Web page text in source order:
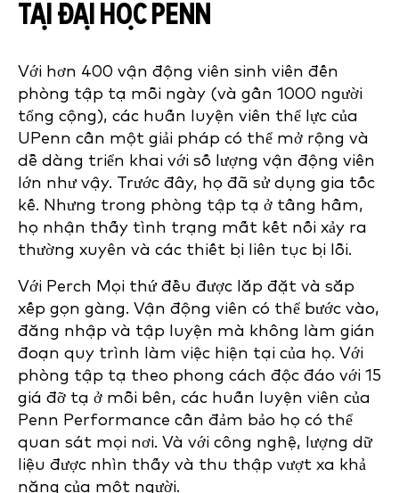
TẠI ĐẠI HỌC PENN
Với hơn 400 vận động viên sinh viên đến
phòng tập tạ mỗi ngày (và gần 1000 người
tổng cộng), các huấn luyện viên thể lực của
UPenn cần một giải pháp có thể mở rộng và
dễ dàng triển khai với số lượng vận động viên
lớn như vậy. Trước đây, họ đã sử dụng gia tốc
kế. Nhưng trong phòng tập tạ ở tầng hầm,
họ nhận thấy tình trạng mất kết nối xảy ra
thường xuyên và các thiết bị liên tục bị lỗi.
Với Perch Mọi thứ đều được lắp đặt và sắp
xếp gọn gàng. Vận động viên có thể bước vào,
đăng nhập và tập luyện mà không làm gián
đoạn quy trình làm việc hiện tại của họ. Với
phòng tập tạ theo phong cách độc đáo với 15
giá đỡ tạ ở mỗi bên, các huấn luyện viên của
Penn Performance cần đảm bảo họ có thể
quan sát mọi nơi. Và với công nghệ, lượng dữ
liệu được nhìn thấy và thu thập vượt xa khả
năng của một người.